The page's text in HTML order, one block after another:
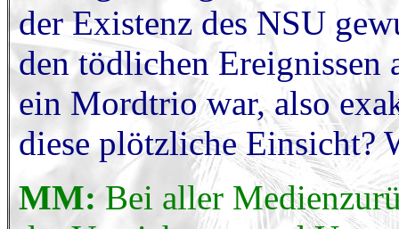
der Existenz des NSU
den tödlichen Ereignissen
ein Mordtrio war, also
diese plötzliche Einsicht?
MM: Bei aller